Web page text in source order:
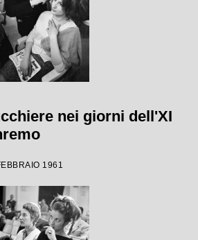
nei giorni dell'XI
1961